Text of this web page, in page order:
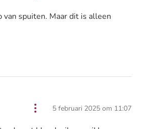
spuiten. Maar dit is alleen
5 februari 2025 om 11:07